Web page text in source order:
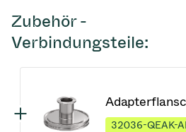
Zubehör -
Verbindungsteile:
32036-QEAK-